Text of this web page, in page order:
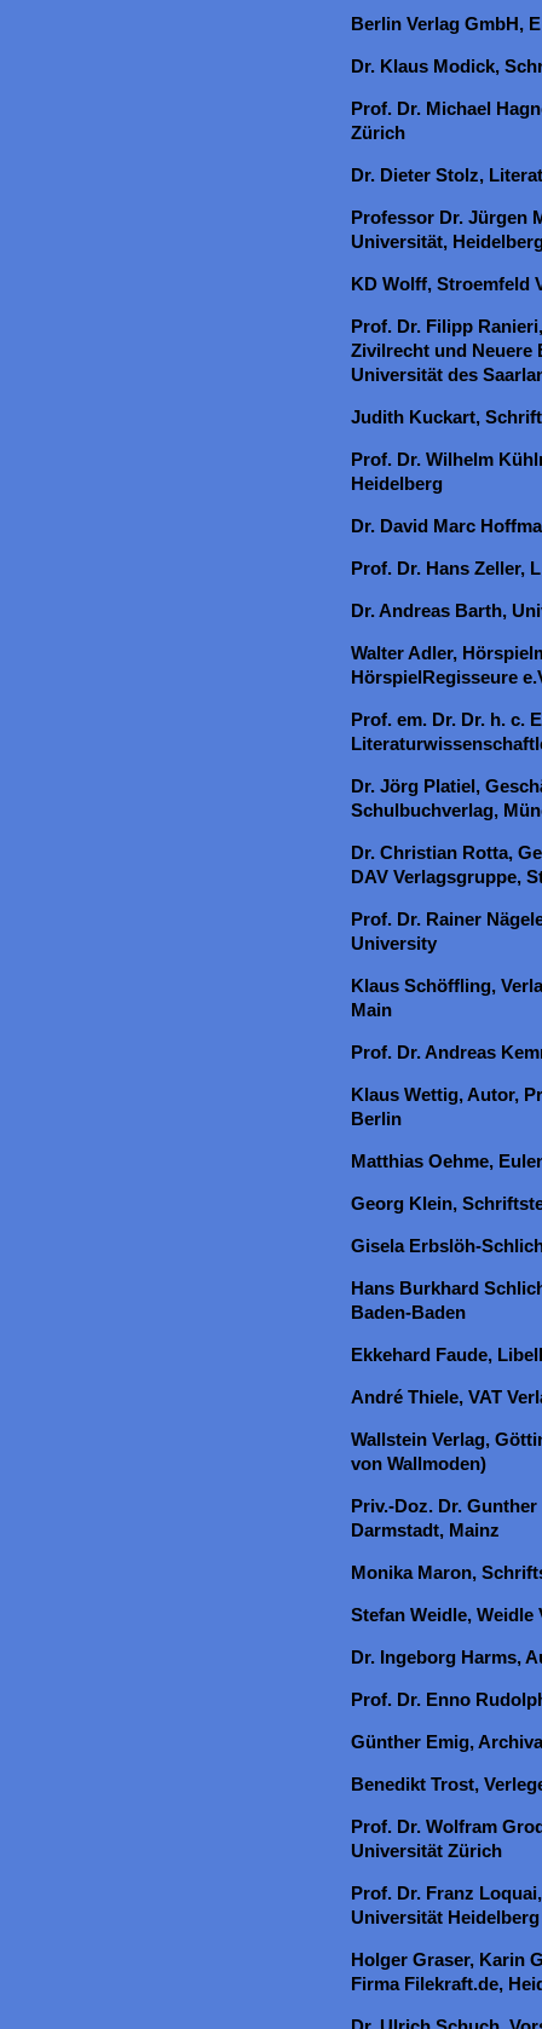
Berlin Verlag GmbH,
Dr. Klaus Modick,
Prof. Dr. Michael
Zürich
Dr. Dieter Stolz,
Professor Dr. Jürgen
Universität,
KD Wolff, Stroemfeld
Prof. Dr. Filipp
Zivilrecht und Neuere
Universität des
Judith Kuckart,
Prof. Dr. Wilhelm
Heidelberg
Dr. David Marc
Prof. Dr. Hans Zeller,
Dr. Andreas Barth,
Walter Adler,
HörspielRegisseure
Prof. em. Dr. Dr. h. c.
Dr. Jörg Platiel,
Schulbuchverlag,
Dr. Christian Rotta,
DAV Verlagsgruppe,
Prof. Dr. Rainer
University
Klaus Schöffling,
Main
Prof. Dr. Andreas
Klaus Wettig, Autor,
Berlin
Matthias Oehme,
Georg Klein,
Gisela Erbslöh-
Hans Burkhard
Baden-Baden
Ekkehard Faude,
André Thiele, VAT
Wallstein Verlag,
von Wallmoden)
Priv.-Doz. Dr.
Darmstadt, Mainz
Monika Maron,
Stefan Weidle, Weidle
Dr. Ingeborg Harms,
Prof. Dr. Enno
Günther Emig,
Benedikt Trost,
Prof. Dr. Wolfram
Universität Zürich
Prof. Dr. Franz
Universität Heidelberg
Holger Graser, Karin
Firma Filekraft.de,